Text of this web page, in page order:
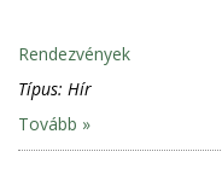
Rendezvények
Típus: Hír
Tovább »